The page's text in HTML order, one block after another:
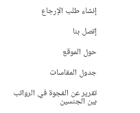
إنشاء طلب الإرجاع
إتصل بنا
حول الموقع
جدول المقاسات
تقرير عن الفجوة في الرواتب
بين الجنسين